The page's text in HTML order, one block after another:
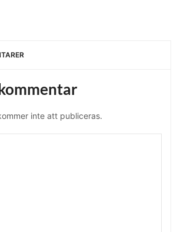
inte att publiceras.